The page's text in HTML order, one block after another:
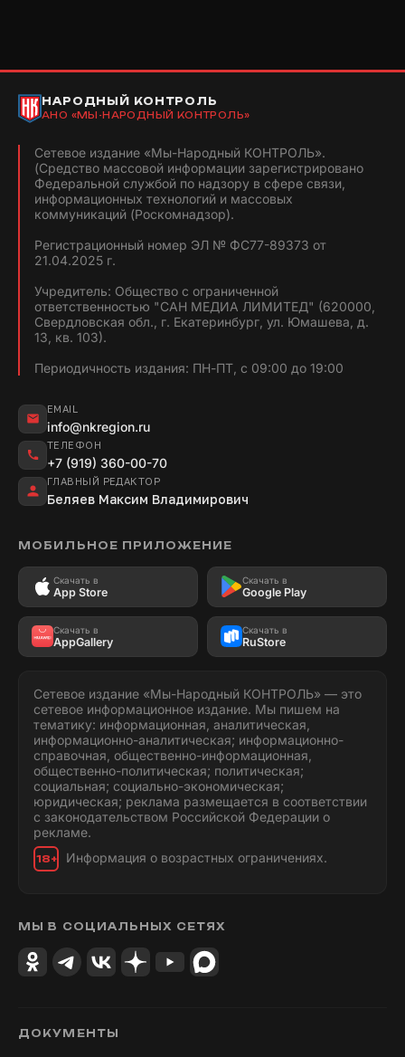
НАРОДНЫЙ КОНТРОЛЬ
АНО «МЫ-НАРОДНЫЙ КОНТРОЛЬ»
Сетевое издание «Мы-Народный КОНТРОЛЬ».
(Средство массовой информации зарегистрировано
Федеральной службой по надзору в сфере связи,
информационных технологий и массовых
коммуникаций (Роскомнадзор).
Регистрационный номер ЭЛ № ФС77-89373 от
21.04.2025 г.
Учредитель: Общество с ограниченной
ответственностью "САН МЕДИА ЛИМИТЕД" (620000,
Свердловская обл., г. Екатеринбург, ул. Юмашева, д.
13, кв. 103).
Периодичность издания: ПН-ПТ, с 09:00 до 19:00
EMAIL
info@nkregion.ru
ТЕЛЕФОН
+7 (919) 360-00-70
ГЛАВНЫЙ РЕДАКТОР
Беляев Максим Владимирович
МОБИЛЬНОЕ ПРИЛОЖЕНИЕ
Скачать в
App Store
Скачать в
Google Play
Скачать в
AppGallery
Скачать в
RuStore
Сетевое издание «Мы-Народный КОНТРОЛЬ» — это
сетевое информационное издание. Мы пишем на
тематику: информационная, аналитическая,
информационно-аналитическая; информационно-
справочная, общественно-информационная,
общественно-политическая; политическая;
социальная; социально-экономическая;
юридическая; реклама размещается в соответствии
с законодательством Российской Федерации о
рекламе.
18+ Информация о возрастных ограничениях.
МЫ В СОЦИАЛЬНЫХ СЕТЯХ
ДОКУМЕНТЫ